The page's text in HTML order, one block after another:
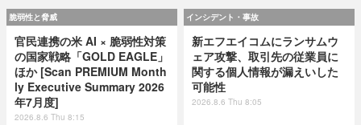
脆弱性と脅威
官民連携の米 AI × 脆弱性対策
の国家戦略「GOLD EAGLE」
ほか [Scan PREMIUM Month
ly Executive Summary 2026
年7月度]
2026.8.6 Thu 8:15
インシデント・事故
新エフエイコムにランサムウ
ェア攻撃、取引先の従業員に
関する個人情報が漏えいした
可能性
2026.8.6 Thu 8:05